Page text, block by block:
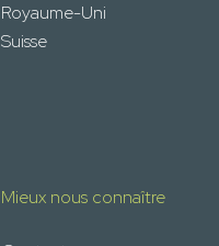
Royaume-Uni
Suisse
Mieux nous connaître